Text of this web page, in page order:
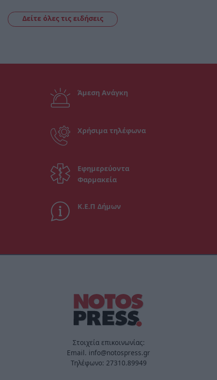
Δείτε όλες τις ειδήσεις
Άμεση Ανάγκη
Χρήσιμα τηλέφωνα
Εφημερεύοντα
Φαρμακεία
Κ.Ε.Π Δήμων
Στοιχεία επικοινωνίας:
Email. info@notospress.gr
Τηλέφωνο: 27310.89949